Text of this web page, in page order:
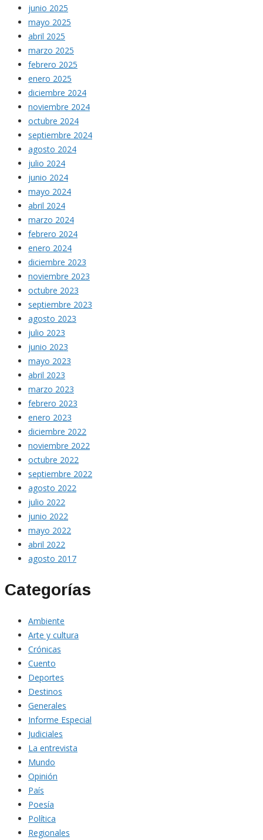
junio 2025
mayo 2025
abril 2025
marzo 2025
febrero 2025
enero 2025
diciembre 2024
noviembre 2024
octubre 2024
septiembre 2024
agosto 2024
julio 2024
junio 2024
mayo 2024
abril 2024
marzo 2024
febrero 2024
enero 2024
diciembre 2023
noviembre 2023
octubre 2023
septiembre 2023
agosto 2023
julio 2023
junio 2023
mayo 2023
abril 2023
marzo 2023
febrero 2023
enero 2023
diciembre 2022
noviembre 2022
octubre 2022
septiembre 2022
agosto 2022
julio 2022
junio 2022
mayo 2022
abril 2022
agosto 2017
Categorías
Ambiente
Arte y cultura
Crónicas
Cuento
Deportes
Destinos
Generales
Informe Especial
Judiciales
La entrevista
Mundo
Opinión
País
Poesía
Política
Regionales